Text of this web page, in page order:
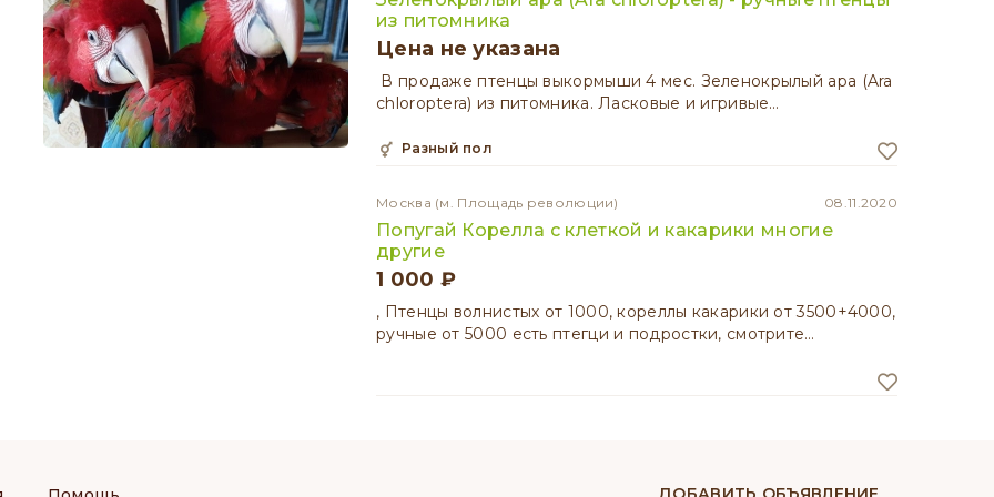
из питомника
Цена не указана
В продаже птенцы выкормыши 4 мес. Зеленокрылый ара (Ara
chloroptera) из питомника. Ласковые и игривые…
разный пол
Москва (м. Площадь революции) 08.11.2020
Попугай Корелла с клеткой и какарики многие
другие
1 000 ₽
, Птенцы волнистых от 1000, кореллы какарики от 3500+4000,
ручные от 5000 есть птегци и подростки, смотрите…